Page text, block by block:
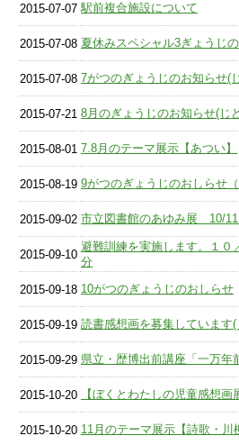
2015-07-07 駅前複合施設について
2015-07-08 夏休みスペシャル3ぎょうじ
2015-07-08 7がつのぎょうじのお知らせ(
2015-07-21 8月のぎょうじのお知らせ(じ
2015-08-01 7.8月のテーマ展示【あつい】
2015-08-19 9がつのぎょうじのおしらせ（
2015-09-02 市立図書館のあゆみ展 10/11
2015-09-10
避難訓練を実施します。１０
分
2015-09-18 10がつのぎょうじのおしらせ
2015-09-19 読書感想画を募集しています(
2015-09-29 県立・歴博出前講座「一万年
2015-10-20 【ぼくとわたしの児童感想
2015-10-20 11月のテーマ展示【詩歌・川